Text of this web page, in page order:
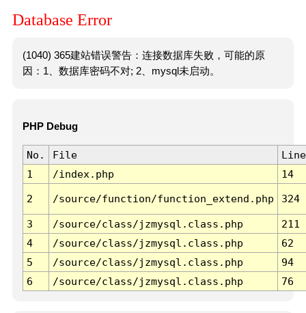
Database Error
(1040) 365建站错误警告：连接数据库失败，可能的原
因：1、数据库密码不对; 2、mysql未启动。
PHP Debug
No. File
Line
1
/index.php 14
2 /source/function/function_extend.php 324
3 /source/class/jzmysql.class.php
211
4
/source/class/jzmysql.class.php
62
5
/source/class/jzmysql.class.php
94
6
/source/class/jzmysql.class.php 76